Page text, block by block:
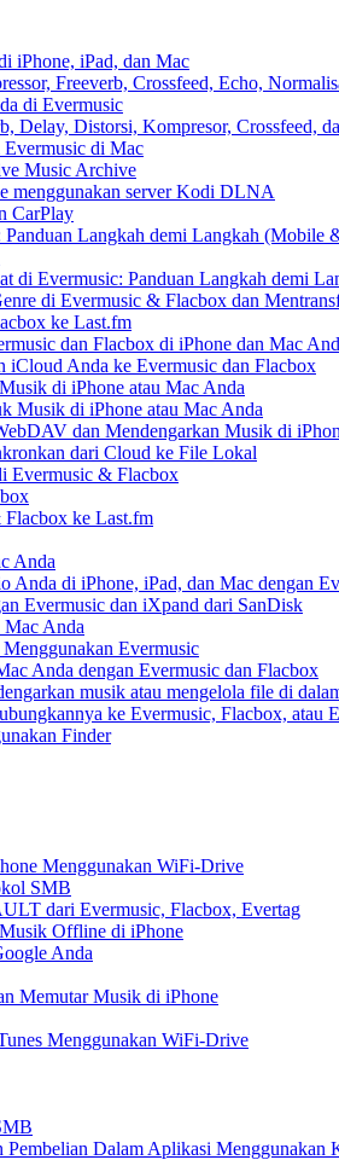
iPhone, iPad, dan Mac
Freeverb, Crossfeed, Echo,
di Evermusic
Delay, Distorsi, Kompresor, Crossfeed,
di Mac
Music Archive
menggunakan server Kodi DLNA
CarPlay
Langkah demi Langkah (Mobile
di Evermusic: Panduan Langkah demi
di Evermusic & Flacbox dan
ke Last.fm
dan Flacbox di iPhone dan Mac
iCloud Anda ke Evermusic dan Flacbox
di iPhone atau Mac Anda
Musik di iPhone atau Mac Anda
dan Mendengarkan Musik di
dari Cloud ke File Lokal
Evermusic & Flacbox
ke Last.fm
Anda
di iPhone, iPad, dan Mac dengan
Evermusic dan iXpand dari SanDisk
Mac Anda
Evermusic
Anda dengan Evermusic dan Flacbox
musik atau mengelola file di
ke Evermusic, Flacbox, atau
Finder
Menggunakan WiFi-Drive
SMB
dari Evermusic, Flacbox, Evertag
Offline di iPhone
Anda
Memutar Musik di iPhone
Menggunakan WiFi-Drive
Dalam Aplikasi Menggunakan